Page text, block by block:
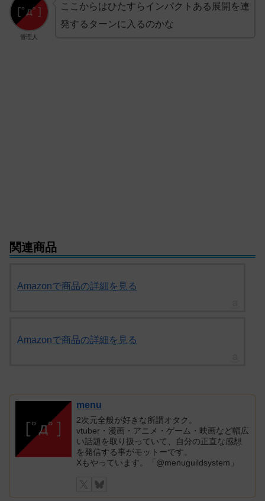
管理人
ここからはひたすらインパクトある展開を連
発するターンに入るのかな
関連商品
Amazonで商品の詳細を見る
Amazonで商品の詳細を見る
menu
2次元全般が好きな所謂オタク。
vtuber・漫画・アニメ・ゲーム・映画など幅広
い話題を取り扱っていて、自分の正直な感想
を発信する事がモットーです。
Xもやっています。「@menuguildsystem」